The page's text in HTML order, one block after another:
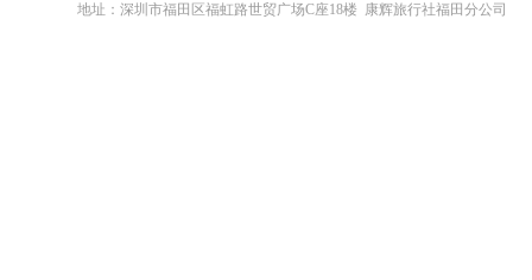
地址：深圳市福田区福虹路世贸广场C座18楼 康辉旅行社福田分公司